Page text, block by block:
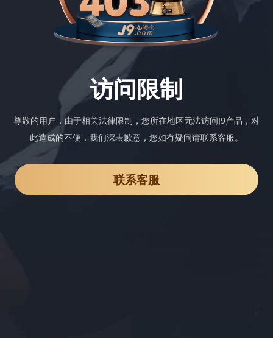
访问限制
尊敬的用户，由于相关法律限制，您所在地区无法访问J9产品，对
此造成的不便，我们深表歉意，您如有疑问请联系客服。
联系客服